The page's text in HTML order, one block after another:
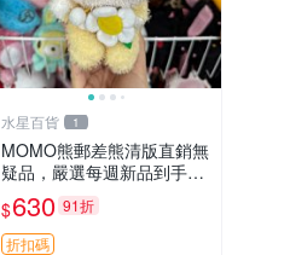
水星百貨 1
MOMO熊郵差熊清版直銷無
疑品，嚴選每週新品到手。
紅薯啵啵鮮果間 郵差熊 清
版 紅薯啵啵間
$630 91折
折扣碼